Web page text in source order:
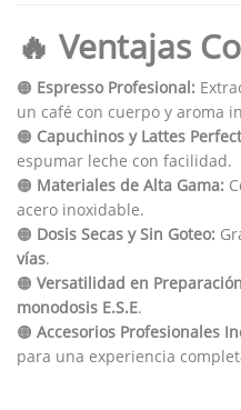
🔥 Ventajas
🟠 Espresso Profesional:
un café con cuerpo y aroma
🟠 Capuchinos y Lattes
espumar leche con facilidad.
🟠 Materiales de Alta Gama:
acero inoxidable.
🟠 Dosis Secas y Sin Goteo:
vías.
🟠 Versatilidad en
monodosis E.S.E.
🟠 Accesorios Profesionales
para una experiencia